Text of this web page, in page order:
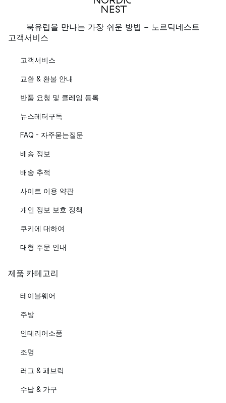
북유럽을 만나는 가장 쉬운 방법 - 노르딕네스트
고객서비스
고객서비스
교환 & 환불 안내
반품 요청 및 클레임 등록
뉴스레터구독
FAQ - 자주묻는질문
배송 정보
배송 추적
사이트 이용 약관
개인 정보 보호 정책
쿠키에 대하여
대형 주문 안내
제품 카테고리
테이블웨어
주방
인테리어소품
조명
러그 & 패브릭
수납 & 가구